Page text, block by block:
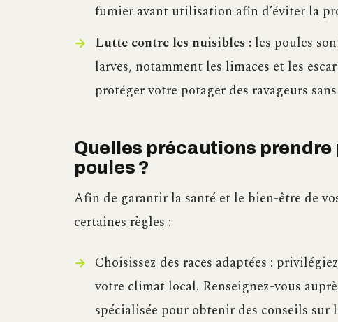
fumier avant utilisation afin d’éviter la
Lutte contre les nuisibles :les poules
larves, notamment les limaces et les
protéger votre potager des ravageurs
Quelles précautions prendre
poules ?
Afin de garantir la santé et le bien-être de
certaines règles :
Choisissez des races adaptées :
votre climat local. Renseignez-vous
spécialisée pour obtenir des conseils sur